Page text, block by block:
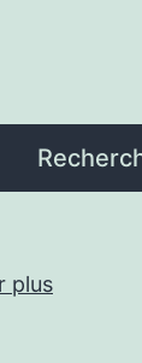
plus